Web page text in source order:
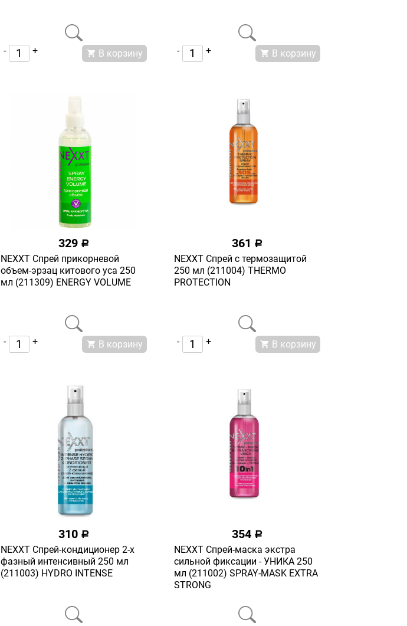
- + В корзину - + В корзину
329 a
NEXXT Спрей прикорневой
объем-эрзац китового уса 250
мл (211309) ENERGY VOLUME
- + В корзину
361 a
NEXXT Спрей с термозащитой
250 мл (211004) THERMO
PROTECTION
- + В корзину
310 a
NEXXT Спрей-кондиционер 2-х
фазный интенсивный 250 мл
(211003) HYDRO INTENSE
354 a
NEXXT Спрей-маска экстра
сильной фиксации - УНИКА 250
мл (211002) SPRAY-MASK EXTRA
STRONG